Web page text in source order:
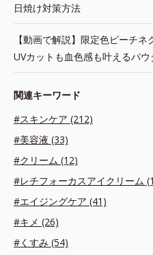
日焼け対策方法
【動画で解説】限定色ピーチネ
UVカットも血色感も叶えるパ
関連キーワード
#スキンケア (212)
#美容液 (33)
#クリーム (12)
#レチフォーカスアイクリーム
#エイジングケア (41)
#キメ (26)
#くすみ (54)